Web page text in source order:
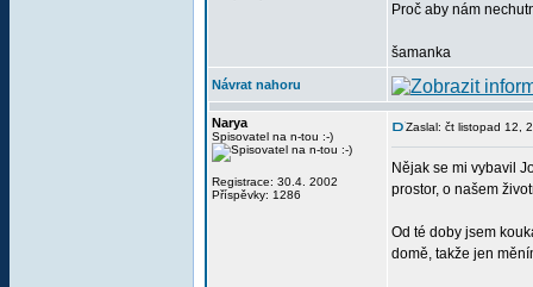
Proč aby nám
šamanka
Návrat nahoru
Narya
Spisovatel na n-tou :-)
Registrace: 30.4. 2002
Příspěvky: 1286
Zaslal: čt listopad 12,
Nějak se mi vybavil
prostor, o našem
Od té doby jsem
domě, takže jen